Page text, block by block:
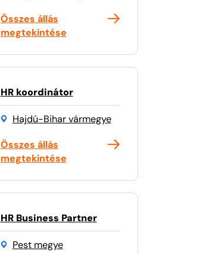
Összes állás
megtekintése
HR koordinátor
Hajdú-Bihar vármegye
Összes állás
megtekintése
HR Business Partner
Pest megye